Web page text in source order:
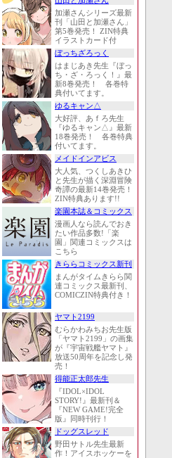
加瀬さんシリーズ最新
刊「山田と加瀬さん」
第5巻発売！ ZIN特典
イラストカード付
ぼっちざろっく
はまじあき先生『ぼっ
ち・ざ・ろっく！』最
新8巻発売！ 各巻特
典付いてます。
ゆるキャン△
大好評、あｆろ先生
『ゆるキャン△』最新
18巻発売！ 各巻特典
付いてます。
メイドインアビス
大人気、つくしあきひ
と先生が描く深淵冒険
奇譚の最新14巻発売！
ZIN特典あります!!
楽園本誌＆コミックス
漫画人なら読んでおき
たい作品多数!「楽
園」関連コミックスは
こちら
きららコミックス新刊
まんがタイムきらら関
連コミックス最新刊、
COMICZIN特典付き！
ヤマト2199
むらかわみちお先生版
「ヤマト2199」の画集
が『宇宙戦艦ヤマト』
放送50周年を記念し発
売！
得能正太郎先生
『IDOL×IDOL
STORY!』最新刊＆
『NEW GAME!完全
版』同時刊行！
ドッグスレッド
野田サトル先生最新
作！アイスホッケーを